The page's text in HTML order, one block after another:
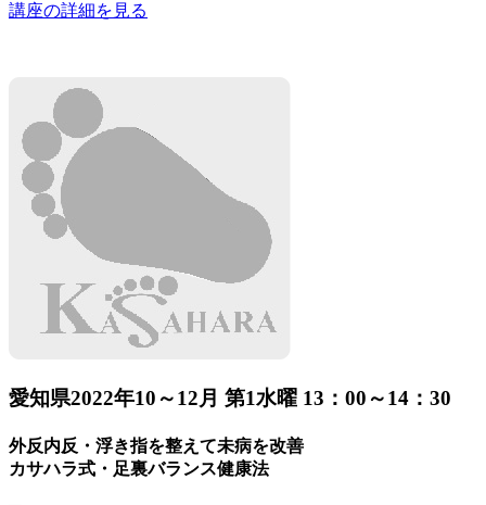
講座の詳細を見る
愛知県2022年10～12月 第1水曜 13：00～14：30
外反内反・浮き指を整えて未病を改善
カサハラ式・足裏バランス健康法